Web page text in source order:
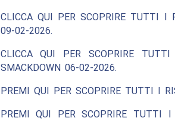
CLICCA QUI PER SCOPRIRE TUTTI I
09-02-2026.
CLICCA QUI PER SCOPRIRE
SMACKDOWN 06-02-2026.
PREMI QUI PER SCOPRIRE TUTTI I
PREMI QUI PER SCOPRIRE TUTTI I